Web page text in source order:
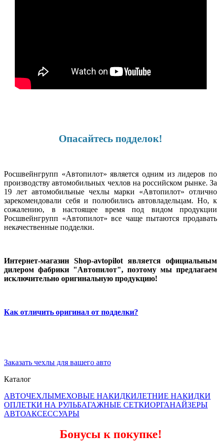
Опасайтесь подделок!
Росшвейнгрупп «Автопилот» является одним из лидеров по
производству автомобильных чехлов на российском рынке. За
19 лет автомобильные чехлы марки «Автопилот» отлично
зарекомендовали себя и полюбились автовладельцам. Но, к
сожалению, в настоящее время под видом продукции
Росшвейнгрупп «Автопилот» все чаще пытаются продавать
некачественные подделки.
Интернет-магазин Shop-avtopilot является официальным
дилером фабрики "Автопилот", поэтому мы предлагаем
исключительно оригинальную продукцию!
Как отличить оригинал от подделки?
Заказать чехлы для вашего авто
Каталог
АВТОЧЕХЛЫМЕХОВЫЕ НАКИДКИЛЕТНИЕ НАКИДКИ
ОПЛЕТКИ НА РУЛЬБАГАЖНЫЕ СЕТКИОРГАНАЙЗЕРЫ
АВТОАКСЕССУАРЫ
Бонусы к покупке!